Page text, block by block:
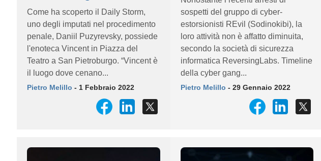
Come ha scoperto il Daily Storm,
uno degli imputati nel procedimento
penale, Daniil Puzyrevsky, possiede
l'enoteca Vincent in Piazza del
Teatro a San Pietroburgo. “Vincent è
il luogo dove cenano...
Pietro Melillo - 1 Febbraio 2022
sospetti del gruppo di cyber-
estorsionisti REvil (Sodinokibi), la
loro attività non è affatto diminuita,
secondo la società di sicurezza
informatica ReversingLabs. Timeline
della cyber gang...
Pietro Melillo - 29 Gennaio 2022